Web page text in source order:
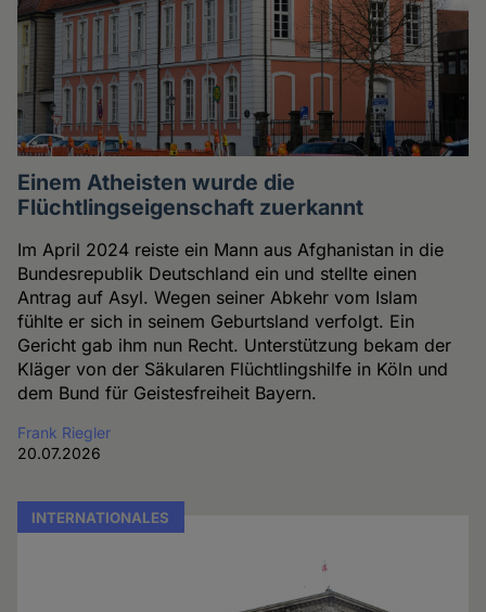
Einem Atheisten wurde die
Flüchtlingseigenschaft zuerkannt
Im April 2024 reiste ein Mann aus Afghanistan in die
Bundesrepublik Deutschland ein und stellte einen
Antrag auf Asyl. Wegen seiner Abkehr vom Islam
fühlte er sich in seinem Geburtsland verfolgt. Ein
Gericht gab ihm nun Recht. Unterstützung bekam der
Kläger von der Säkularen Flüchtlingshilfe in Köln und
dem Bund für Geistesfreiheit Bayern.
Frank Riegler
20.07.2026
INTERNATIONALES